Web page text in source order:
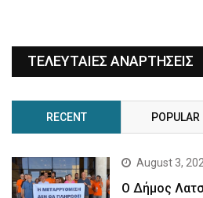
ΤΕΛΕΥΤΑΙΕΣ ΑΝΑΡΤΗΣΕΙΣ
RECENT POPULAR
August 3,
Ο Δήμος